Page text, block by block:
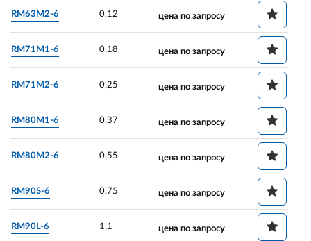
RM63M2-6 0,12 цена по запросу
RM71M1-6 0,18 цена по запросу
RM71M2-6 0,25 цена по запросу
RM80M1-6 0,37 цена по запросу
RM80M2-6 0,55 цена по запросу
RM90S-6 0,75 цена по запросу
RM90L-6 1,1 цена по запросу